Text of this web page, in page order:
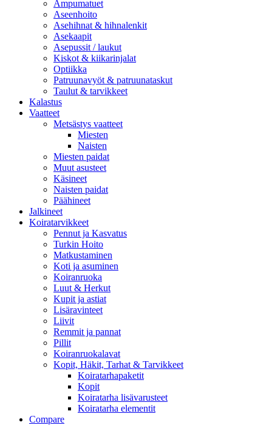
Ampumatuet
Aseenhoito
Asehihnat & hihnalenkit
Asekaapit
Asepussit / laukut
Kiskot & kiikarinjalat
Optiikka
Patruunavyöt & patruunataskut
Taulut & tarvikkeet
Kalastus
Vaatteet
Metsästys vaatteet
Miesten
Naisten
Miesten paidat
Muut asusteet
Käsineet
Naisten paidat
Päähineet
Jalkineet
Koiratarvikkeet
Pennut ja Kasvatus
Turkin Hoito
Matkustaminen
Koti ja asuminen
Koiranruoka
Luut & Herkut
Kupit ja astiat
Lisäravinteet
Liivit
Remmit ja pannat
Pillit
Koiranruokalavat
Kopit, Häkit, Tarhat & Tarvikkeet
Koiratarhapaketit
Kopit
Koiratarha lisävarusteet
Koiratarha elementit
Compare